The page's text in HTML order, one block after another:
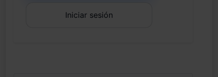
Iniciar sesión